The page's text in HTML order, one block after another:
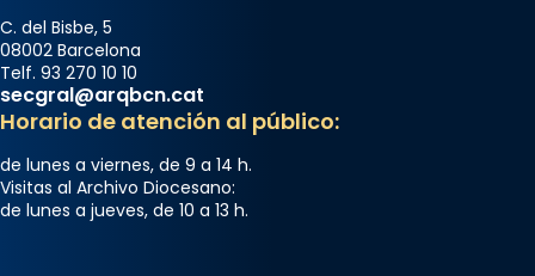
C. del Bisbe, 5
08002 Barcelona
Telf. 93 270 10 10
secgral@arqbcn.cat
Horario de atención al público:
de lunes a viernes, de 9 a 14 h.
Visitas al Archivo Diocesano:
de lunes a jueves, de 10 a 13 h.